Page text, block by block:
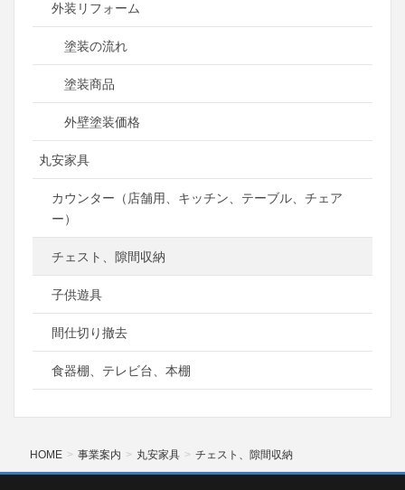
外装リフォーム
塗装の流れ
塗装商品
外壁塗装価格
丸安家具
カウンター（店舗用、キッチン、テーブル、チェア
ー）
チェスト、隙間収納
子供遊具
間仕切り撤去
食器棚、テレビ台、本棚
HOME 事業案内 丸安家具 チェスト、隙間収納